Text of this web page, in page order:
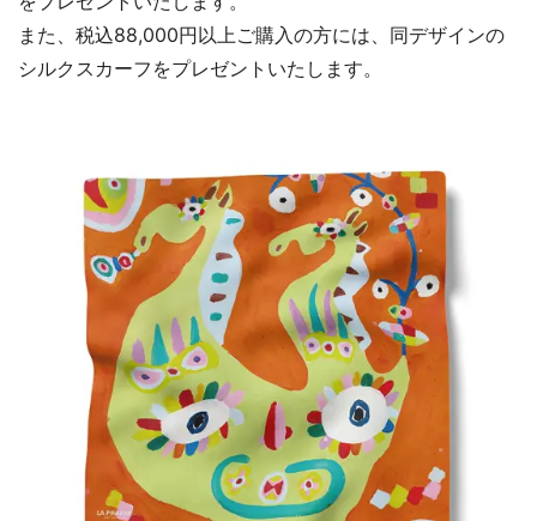
また、税込88,000円以上ご購入の方には、同デザインの
シルクスカーフをプレゼントいたします。